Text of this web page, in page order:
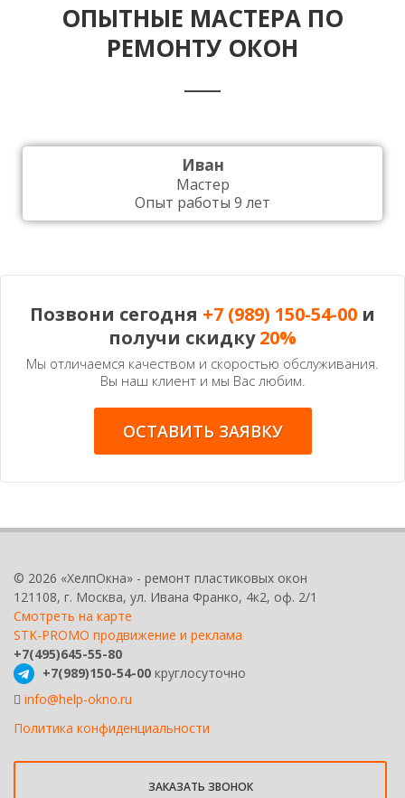
ОПЫТНЫЕ МАСТЕРА ПО
РЕМОНТУ ОКОН
Иван
Мастер
Опыт работы 9 лет
Позвони сегодня +7 (989) 150-54-00 и
получи скидку20%
Мы отличаемся качеством и скоростью обслуживания.
Вы наш клиент и мы Вас любим.
ОСТАВИТЬ ЗАЯВКУ
© 2026 «ХелпОкна» - ремонт пластиковых окон
121108, г. Москва, ул. Ивана Франко, 4к2, оф. 2/1
Смотреть на карте
STK-PROMO продвижение и реклама
+7(495)645-55-80
+7(989)150-54-00 круглосуточно
info@help-okno.ru
Политика конфиденциальности
ЗАКАЗАТЬ ЗВОНОК